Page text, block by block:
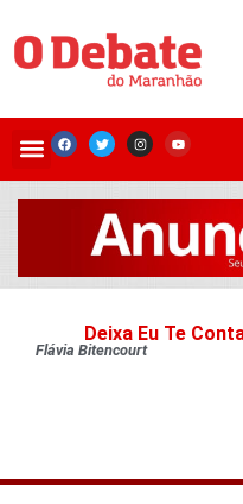
Deixa Eu Te
Flávia Bitencourt